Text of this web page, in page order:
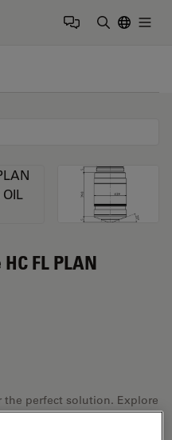
FL PLAN
the perfect solution. Explore
Finder, compare